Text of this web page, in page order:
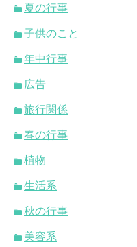
夏の行事
子供のこと
年中行事
広告
旅行関係
春の行事
植物
生活系
秋の行事
美容系